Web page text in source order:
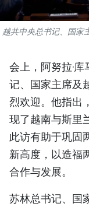
越共中央总书记、国家
会上，阿努拉·
记、国家主席及
烈欢迎。他指出
现了越南与斯里
此访有助于巩固
新高度，以造福
合作与发展。
苏林总书记、国